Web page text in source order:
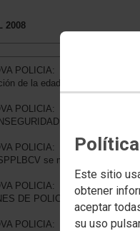
Este sitio
obtener
aceptar
su uso
2008
POLICIA:
de la edad de jubilación a los
POLICIA:
ponen en
POLICIA:
se mete otra vez contra
POLICIA:
DE POLICÍA. TAMBIÉN SIN
POLICIA: